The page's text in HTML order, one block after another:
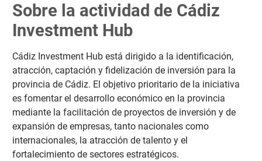
Sobre la actividad de Cádiz
Investment Hub
Cádiz Investment Hub está dirigido a la identificación,
atracción, captación y fidelización de inversión para la
provincia de Cádiz. El objetivo prioritario de la iniciativa
es fomentar el desarrollo económico en la provincia
mediante la facilitación de proyectos de inversión y de
expansión de empresas, tanto nacionales como
internacionales, la atracción de talento y el
fortalecimiento de sectores estratégicos.